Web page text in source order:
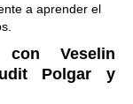
a aprender el
con Veselin
Polgar y